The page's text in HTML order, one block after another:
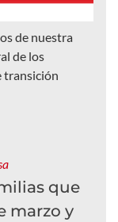
de nuestra
de los
transición
que
marzo y